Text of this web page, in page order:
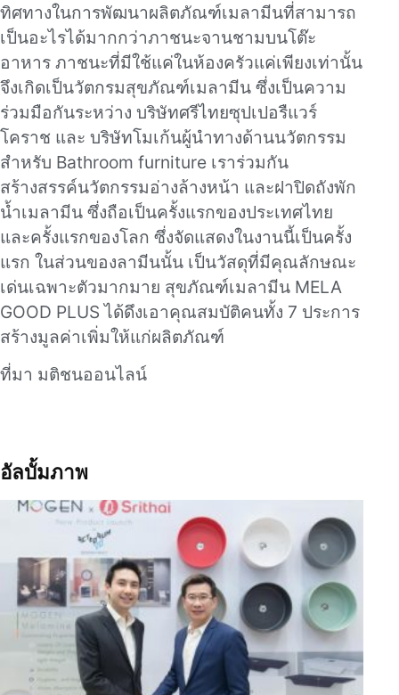
ทิศทางในการพัฒนาผลิตภัณฑ์เมลามีนที่สามารถ
เป็นอะไรได้มากกว่าภาชนะจานชามบนโต๊ะ
อาหาร ภาชนะที่มีใช้แค่ในห้องครัวแค่เพียงเท่านั้น
จึงเกิดเป็นวัตกรมสุขภัณฑ์เมลามีน ซึ่งเป็นความ
ร่วมมือกันระหว่าง บริษัทศรีไทยซุปเปอรืแวร์
โคราช และ บริษัทโมเก้นผู้นำทางด้านนวัตกรรม
สำหรับ Bathroom furniture เราร่วมกัน
สร้างสรรค์นวัตกรรมอ่างล้างหน้า และฝาปิดถังพัก
น้ำเมลามีน ซึ่งถือเป็นครั้งแรกของประเทศไทย
และครั้งแรกของโลก ซึ่งจัดแสดงในงานนี้เป็นครั้ง
แรก ในส่วนของลามีนนั้น เป็นวัสดุที่มีคุณลักษณะ
เด่นเฉพาะตัวมากมาย สุขภัณฑ์เมลามีน MELA
GOOD PLUS ได้ดึงเอาคุณสมบัติคนทั้ง 7 ประการ
สร้างมูลค่าเพิ่มให้แก่ผลิตภัณฑ์
ที่มา มติชนออนไลน์
อัลบั้มภาพ